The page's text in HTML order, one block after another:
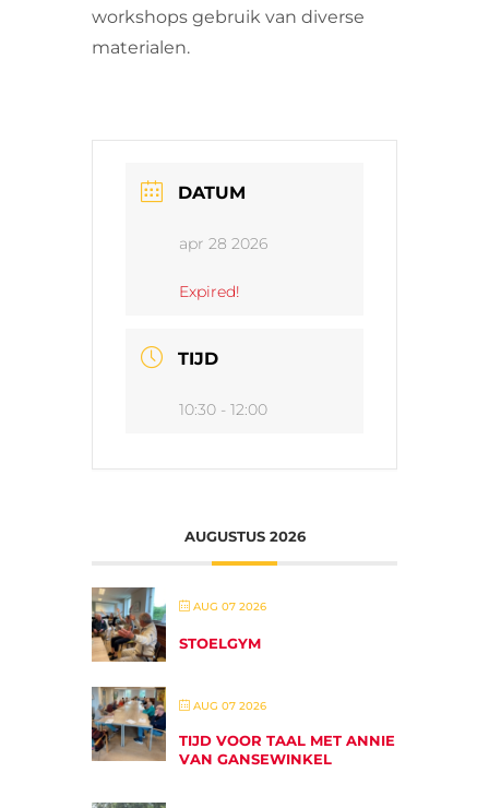
workshops gebruik van diverse
materialen.
DATUM
apr 28 2026
Expired!
TIJD
10:30 - 12:00
AUGUSTUS 2026
AUG 07 2026
STOELGYM
AUG 07 2026
TIJD VOOR TAAL MET ANNIE
VAN GANSEWINKEL